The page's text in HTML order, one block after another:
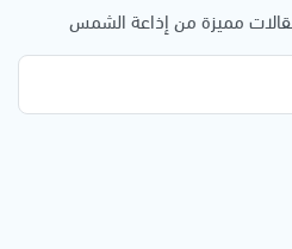
مميزة من إذاعة الشمس